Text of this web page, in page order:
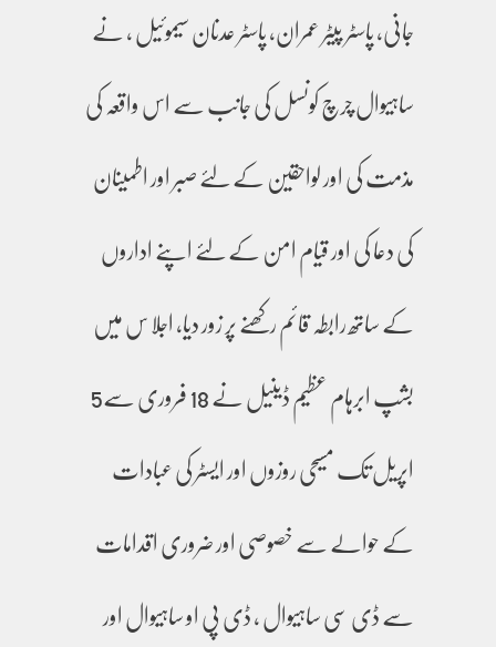
جانی، پاسٹر پیٹر عمران، پاسٹر عدنان سیموئیل ، نے
ساہیوال چرچ کونسل کی جانب سے اس واقعہ کی
مذمت کی اور لواحقین کے لئے صبر اور اطمینان
کی دعا کی اور قیام امن کے لئے اپنے اداروں
کے ساتھ رابطہ قائم رکھنے پر زور دیا، اجلا س میں
بشپ ابرہام عظیم ڈینیل نے 18 فروری سے5
اپریل تک مسیحی روزوں اور ایسٹر کی عبادات
کے حوالے سے خصوصی اور ضروری اقدامات
سے ڈی سی ساہیوال ، ڈی پی او ساہیوال اور